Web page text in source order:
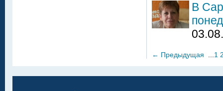
В
← Предыдущая 1